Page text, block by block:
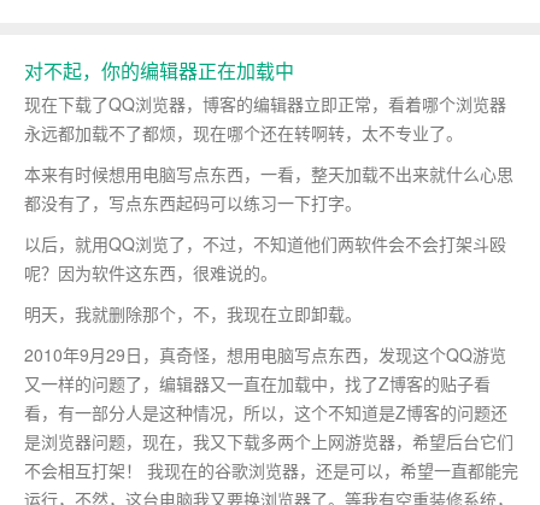
对不起，你的编辑器正在加载中
现在下载了QQ浏览器，博客的编辑器立即正常，看着哪个浏览器
永远都加载不了都烦，现在哪个还在转啊转，太不专业了。
本来有时候想用电脑写点东西，一看，整天加载不出来就什么心思
都没有了，写点东西起码可以练习一下打字。
以后，就用QQ浏览了，不过，不知道他们两软件会不会打架斗殴
呢？因为软件这东西，很难说的。
明天，我就删除那个，不，我现在立即卸载。
2010年9月29日，真奇怪，想用电脑写点东西，发现这个QQ游览
又一样的问题了，编辑器又一直在加载中，找了Z博客的贴子看
看，有一部分人是这种情况，所以，这个不知道是Z博客的问题还
是浏览器问题，现在，我又下载多两个上网游览器，希望后台它们
不会相互打架！ 我现在的谷歌浏览器，还是可以，希望一直都能完
运行，不然，这台电脑我又要换浏览器了。等我有空重装修系统，